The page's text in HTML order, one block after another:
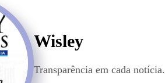
Wisley
Transparência em cada notícia.